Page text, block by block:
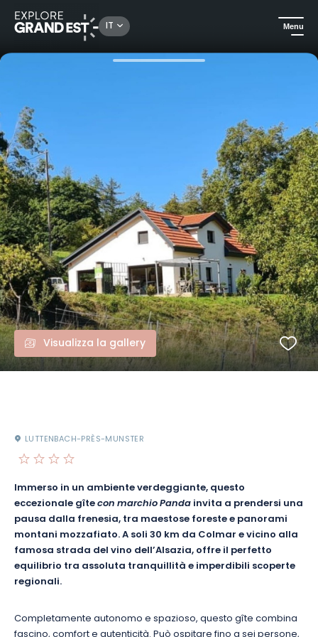
IT Menu
Alloggi di lusso La Buissonnière - Alloggio naturale nel cuore dei monti Vosgi in Alsazia
Visualizza la gallery
LUTTENBACH-PRÈS-MUNSTER
Immerso in un ambiente verdeggiante, questo
eccezionale gîtecon marchio Pandainvita a prendersi una
pausa dalla frenesia, tra maestose foreste e panorami
montani mozzafiato. A soli 30 km da Colmar e vicino alla
famosa strada del vino dell’Alsazia, offre il perfetto
equilibrio tra assoluta tranquillità e imperdibili scoperte
regionali.
Completamente autonomo e spazioso, questo gîte combina